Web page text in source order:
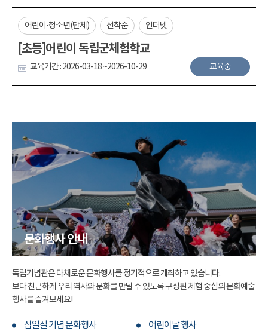
어린이·청소년(단체) 선착순 인터넷
[초등]어린이 독립군체험학교
교육기간 : 2026-03-18 ~2026-10-29 교육중
문화행사 안내
독립기념관은 다채로운 문화행사를 정기적으로 개최하고 있습니다.
보다 친근하게 우리 역사와 문화를 만날 수 있도록 구성된 체험 중심의 문화예술
행사를 즐겨보세요!
삼일절 기념 문화행사 어린이날 행사